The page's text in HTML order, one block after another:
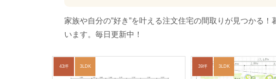
家族や自分の”好き”を叶える注文住宅の間取りが見つかる
います。毎日更新中！
43坪 3LDK 39坪 3LDK